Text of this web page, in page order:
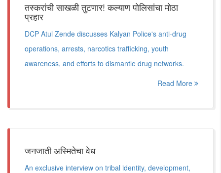
तस्करांची साखळी तुटणार! कल्याण पोलिसांचा मोठा
प्रहार
DCP Atul Zende discusses Kalyan Police's anti-drug
operations, arrests, narcotics trafficking, youth
awareness, and efforts to dismantle drug networks.
Read More
जनजाती अस्मितेचा वेध
An exclusive interview on tribal identity, development,